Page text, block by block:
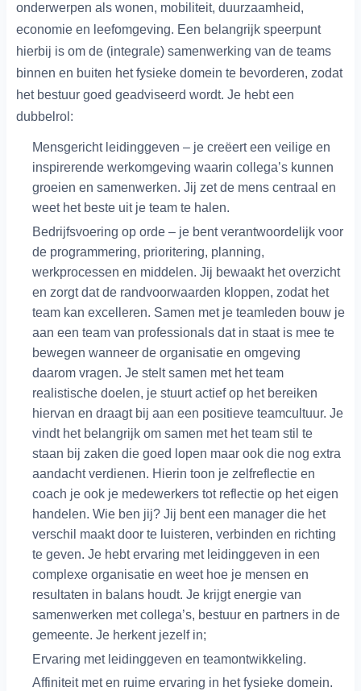
onderwerpen als wonen, mobiliteit, duurzaamheid,
economie en leefomgeving. Een belangrijk speerpunt
hierbij is om de (integrale) samenwerking van de teams
binnen en buiten het fysieke domein te bevorderen, zodat
het bestuur goed geadviseerd wordt. Je hebt een
dubbelrol:
Mensgericht leidinggeven – je creëert een veilige en
inspirerende werkomgeving waarin collega’s kunnen
groeien en samenwerken. Jij zet de mens centraal en
weet het beste uit je team te halen.
Bedrijfsvoering op orde – je bent verantwoordelijk voor
de programmering, prioritering, planning,
werkprocessen en middelen. Jij bewaakt het overzicht
en zorgt dat de randvoorwaarden kloppen, zodat het
team kan excelleren. Samen met je teamleden bouw je
aan een team van professionals dat in staat is mee te
bewegen wanneer de organisatie en omgeving
daarom vragen. Je stelt samen met het team
realistische doelen, je stuurt actief op het bereiken
hiervan en draagt bij aan een positieve teamcultuur. Je
vindt het belangrijk om samen met het team stil te
staan bij zaken die goed lopen maar ook die nog extra
aandacht verdienen. Hierin toon je zelfreflectie en
coach je ook je medewerkers tot reflectie op het eigen
handelen. Wie ben jij? Jij bent een manager die het
verschil maakt door te luisteren, verbinden en richting
te geven. Je hebt ervaring met leidinggeven in een
complexe organisatie en weet hoe je mensen en
resultaten in balans houdt. Je krijgt energie van
samenwerken met collega’s, bestuur en partners in de
gemeente. Je herkent jezelf in;
Ervaring met leidinggeven en teamontwikkeling.
Affiniteit met en ruime ervaring in het fysieke domein.